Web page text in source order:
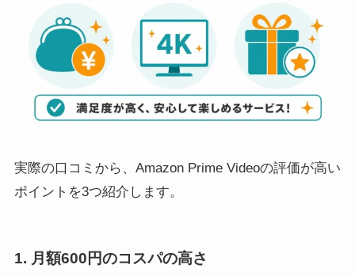
実際の口コミから、Amazon Prime Videoの評価が高い
ポイントを3つ紹介します。
1. 月額600円のコスパの高さ